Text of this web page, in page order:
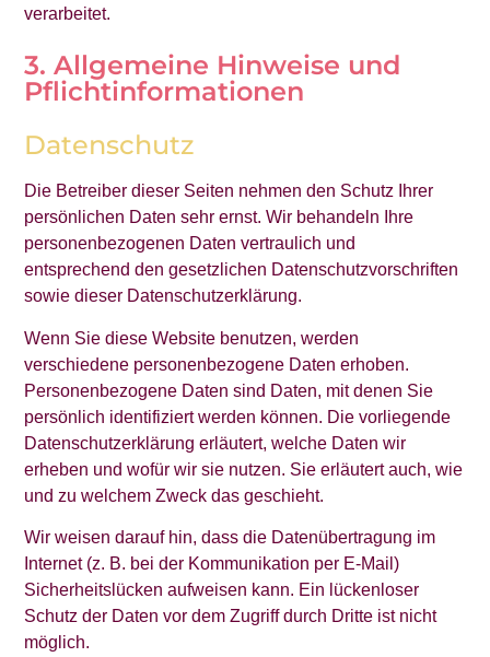
verarbeitet.
3. Allgemeine Hinweise und
Pflicht­informationen
Datenschutz
Die Betreiber dieser Seiten nehmen den Schutz Ihrer
persönlichen Daten sehr ernst. Wir behandeln Ihre
personenbezogenen Daten vertraulich und
entsprechend den gesetzlichen Datenschutzvorschriften
sowie dieser Datenschutzerklärung.
Wenn Sie diese Website benutzen, werden
verschiedene personenbezogene Daten erhoben.
Personenbezogene Daten sind Daten, mit denen Sie
persönlich identifiziert werden können. Die vorliegende
Datenschutzerklärung erläutert, welche Daten wir
erheben und wofür wir sie nutzen. Sie erläutert auch, wie
und zu welchem Zweck das geschieht.
Wir weisen darauf hin, dass die Datenübertragung im
Internet (z. B. bei der Kommunikation per E-Mail)
Sicherheitslücken aufweisen kann. Ein lückenloser
Schutz der Daten vor dem Zugriff durch Dritte ist nicht
möglich.